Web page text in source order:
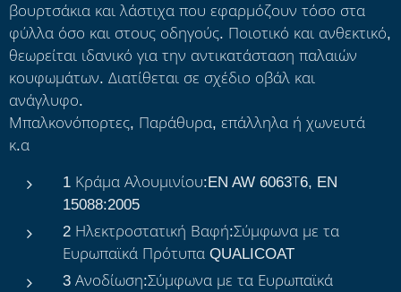
βουρτσάκια και λάστιχα που εφαρμόζουν τόσο στα
φύλλα όσο και στους οδηγούς. Ποιοτικό και ανθεκτικό,
θεωρείται ιδανικό για την αντικατάσταση παλαιών
κουφωμάτων. Διατίθεται σε σχέδιο οβάλ και
ανάγλυφο.
Μπαλκονόπορτες, Παράθυρα, επάλληλα ή χωνευτά
κ.α
1 Κράμα Αλουμινίου:EN AW 6063Τ6, EN
15088:2005
2 Ηλεκτροστατική Βαφή:Σύμφωνα με τα
Ευρωπαϊκά Πρότυπα QUALICOAT
3 Ανοδίωση:Σύμφωνα με τα Ευρωπαϊκά